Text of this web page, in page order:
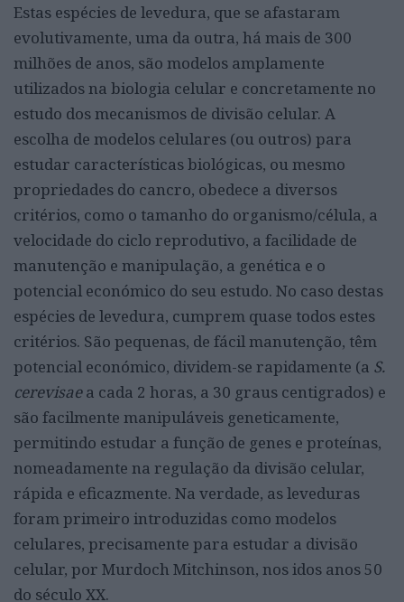
Estas espécies de levedura, que se afastaram
evolutivamente, uma da outra, há mais de 300
milhões de anos, são modelos amplamente
utilizados na biologia celular e concretamente no
estudo dos mecanismos de divisão celular. A
escolha de modelos celulares (ou outros) para
estudar características biológicas, ou mesmo
propriedades do cancro, obedece a diversos
critérios, como o tamanho do organismo/célula, a
velocidade do ciclo reprodutivo, a facilidade de
manutenção e manipulação, a genética e o
potencial económico do seu estudo. No caso destas
espécies de levedura, cumprem quase todos estes
critérios. São pequenas, de fácil manutenção, têm
potencial económico, dividem-se rapidamente (a S.
cerevisaea cada 2 horas, a 30 graus centigrados) e
são facilmente manipuláveis geneticamente,
permitindo estudar a função de genes e proteínas,
nomeadamente na regulação da divisão celular,
rápida e eficazmente. Na verdade, as leveduras
foram primeiro introduzidas como modelos
celulares, precisamente para estudar a divisão
celular, por Murdoch Mitchinson, nos idos anos 50
do século XX.